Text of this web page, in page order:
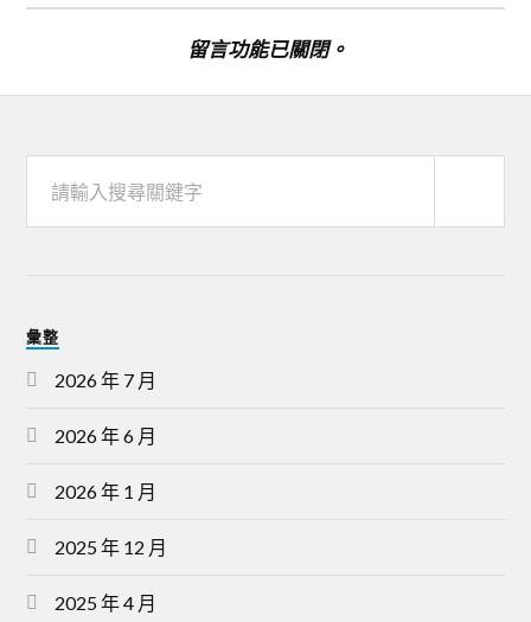
留言功能已關閉。
彙整
2026 年 7 月
2026 年 6 月
2026 年 1 月
2025 年 12 月
2025 年 4 月